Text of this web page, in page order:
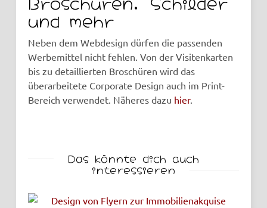
und mehr
Neben dem Webdesign dürfen die passenden
Werbemittel nicht fehlen. Von der Visitenkarten
bis zu detaillierten Broschüren wird das
überarbeitete Corporate Design auch im Print-
Bereich verwendet. Näheres dazu hier.
Das könnte dich auch
interessieren